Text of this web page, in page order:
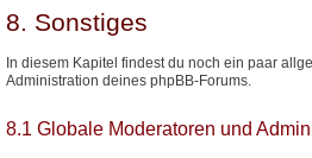
8. Sonstiges
In diesem Kapitel findest du noch ein paar
Administration deines phpBB-Forums.
8.1 Globale Moderatoren und